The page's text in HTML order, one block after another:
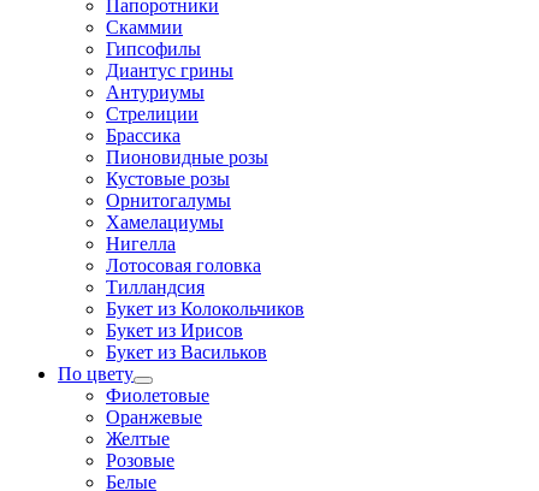
Папоротники
Скаммии
Гипсофилы
Диантус грины
Антуриумы
Стрелиции
Брассика
Пионовидные розы
Кустовые розы
Орнитогалумы
Хамелациумы
Нигелла
Лотосовая головка
Тилландсия
Букет из Колокольчиков
Букет из Ирисов
Букет из Васильков
По цвету
Фиолетовые
Оранжевые
Желтые
Розовые
Белые